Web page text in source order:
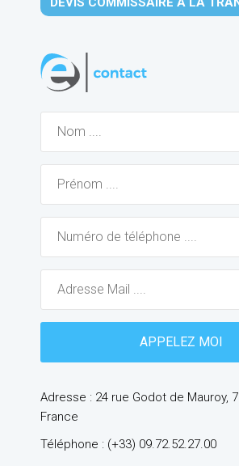
Adresse : 24 rue Godot de Mauroy,
France
Téléphone : (+33) 09.72.52.27.00